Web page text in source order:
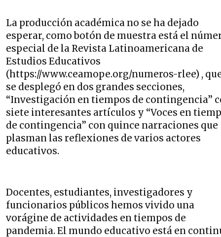
La producción académica no se ha dejado
esperar, como botón de muestra está el
especial de la Revista Latinoamericana de
Estudios Educativos
(https://www.ceamope.org/numeros-rlee) ,
se desplegó en dos grandes secciones,
“Investigación en tiempos de contingencia”
siete interesantes artículos y “Voces en
de contingencia” con quince narraciones que
plasman las reflexiones de varios actores
educativos.
Docentes, estudiantes, investigadores y
funcionarios públicos hemos vivido una
vorágine de actividades en tiempos de
pandemia. El mundo educativo está en